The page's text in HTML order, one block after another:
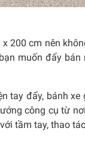
200 cm nên
muốn đẩy
tay đẩy, bánh
công cụ từ
tầm tay, thao